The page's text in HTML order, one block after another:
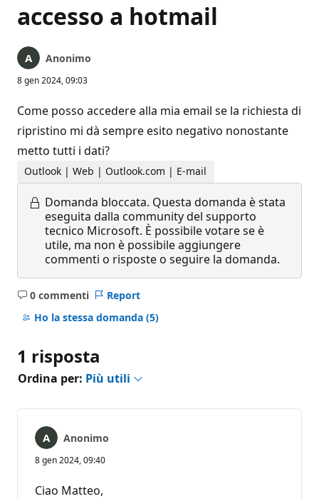
accesso a hotmail
Anonimo
8 gen 2024, 09:03
Come posso accedere alla mia email se la richiesta di
ripristino mi dà sempre esito negativo nonostante
metto tutti i dati?
Outlook | Web | Outlook.com | E-mail
Domanda bloccata. Questa domanda è stata
eseguita dalla community del supporto
tecnico Microsoft. È possibile votare se è
utile, ma non è possibile aggiungere
commenti o risposte o seguire la domanda.
0 commenti
Nessun
commento
Report
Ho la stessa domanda (5)
1 risposta
Ordina per: Più utili
Anonimo
8 gen 2024, 09:40
Ciao Matteo,